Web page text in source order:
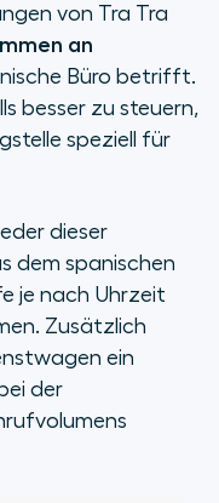
von Tra Tra
an
Büro betrifft.
besser zu steuern,
speziell für
dieser
dem spanischen
je nach Uhrzeit
Zusätzlich
ein
der